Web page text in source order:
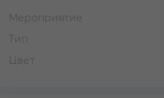
Мероприятие
Тип
Цвет